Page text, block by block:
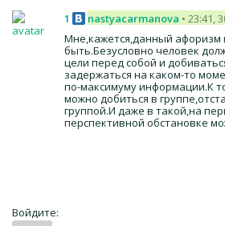
1 nastyacarmanova • 23:41,
Мне,кажется,данный афоризм
быть.Безусловно человек
цели перед собой и
задержаться на каком-то
по-максимуму информации.К
можно добиться в
группой.И даже в такой,на
перспективной обстановке
Войдите: